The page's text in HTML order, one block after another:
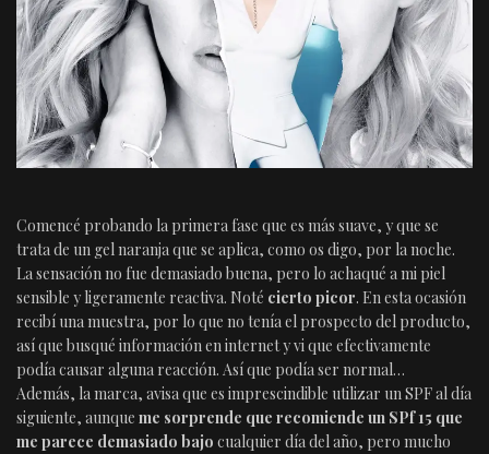
Comencé probando la primera fase que es más suave, y que se
trata de un gel naranja que se aplica, como os digo, por la noche.
La sensación no fue demasiado buena, pero lo achaqué a mi piel
sensible y ligeramente reactiva. Noté cierto picor. En esta ocasión
recibí una muestra, por lo que no tenía el prospecto del producto,
así que busqué información en internet y vi que efectivamente
podía causar alguna reacción. Así que podía ser normal…
Además, la marca, avisa que es imprescindible utilizar un SPF al día
siguiente, aunque me sorprende que recomiende un SPf 15 que
me parece demasiado bajo cualquier día del año, pero mucho